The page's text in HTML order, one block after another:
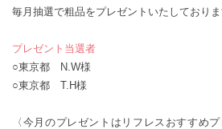
毎月抽選で粗品をプレゼントいたしており
プレゼント当選者
○東京都 N.W様
○東京都 T.H様
〈今月のプレゼントはリフレスおすすめ